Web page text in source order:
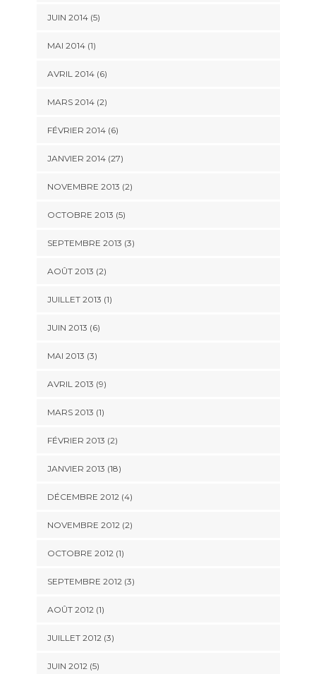
JUIN 2014 (5)
MAI 2014 (1)
AVRIL 2014 (6)
MARS 2014 (2)
FÉVRIER 2014 (6)
JANVIER 2014 (27)
NOVEMBRE 2013 (2)
OCTOBRE 2013 (5)
SEPTEMBRE 2013 (3)
AOÛT 2013 (2)
JUILLET 2013 (1)
JUIN 2013 (6)
MAI 2013 (3)
AVRIL 2013 (9)
MARS 2013 (1)
FÉVRIER 2013 (2)
JANVIER 2013 (18)
DÉCEMBRE 2012 (4)
NOVEMBRE 2012 (2)
OCTOBRE 2012 (1)
SEPTEMBRE 2012 (3)
AOÛT 2012 (1)
JUILLET 2012 (3)
JUIN 2012 (5)